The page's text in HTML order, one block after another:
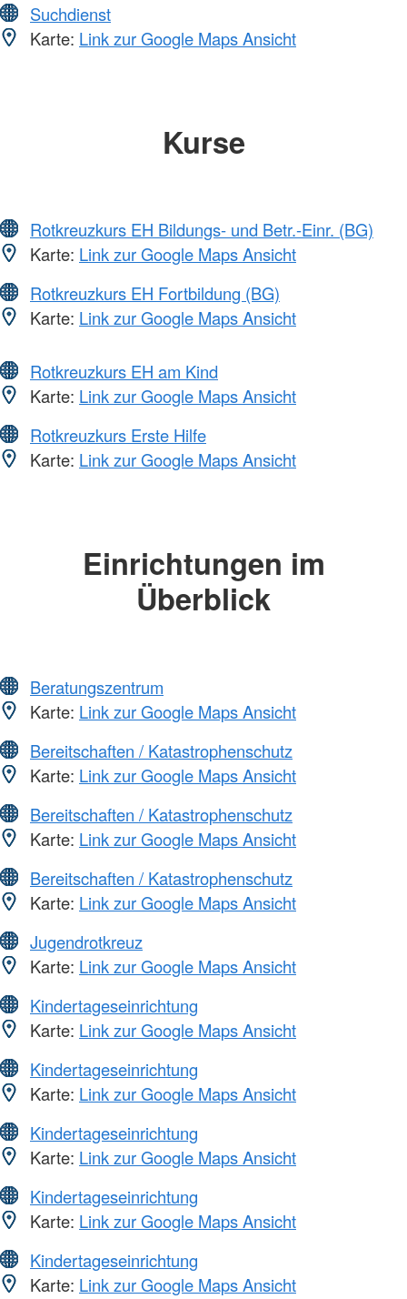
Suchdienst
Karte: Link zur Google Maps Ansicht
Kurse
Rotkreuzkurs EH Bildungs- und Betr.-Einr. (BG)
Karte: Link zur Google Maps Ansicht
Rotkreuzkurs EH Fortbildung (BG)
Karte: Link zur Google Maps Ansicht
Rotkreuzkurs EH am Kind
Karte: Link zur Google Maps Ansicht
Rotkreuzkurs Erste Hilfe
Karte: Link zur Google Maps Ansicht
Einrichtungen im
Überblick
Beratungszentrum
Karte: Link zur Google Maps Ansicht
Bereitschaften / Katastrophenschutz
Karte: Link zur Google Maps Ansicht
Bereitschaften / Katastrophenschutz
Karte: Link zur Google Maps Ansicht
Bereitschaften / Katastrophenschutz
Karte: Link zur Google Maps Ansicht
Jugendrotkreuz
Karte: Link zur Google Maps Ansicht
Kindertageseinrichtung
Karte: Link zur Google Maps Ansicht
Kindertageseinrichtung
Karte: Link zur Google Maps Ansicht
Kindertageseinrichtung
Karte: Link zur Google Maps Ansicht
Kindertageseinrichtung
Karte: Link zur Google Maps Ansicht
Kindertageseinrichtung
Karte: Link zur Google Maps Ansicht